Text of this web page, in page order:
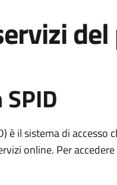
è il sistema di accesso
online. Per